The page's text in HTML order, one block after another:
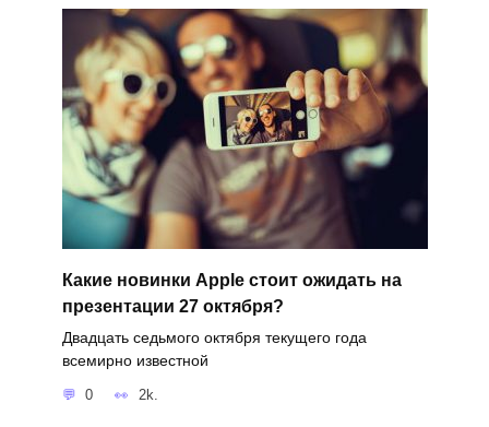
Какие новинки Apple стоит ожидать на
презентации 27 октября?
Двадцать седьмого октября текущего года
всемирно известной
0 2k.